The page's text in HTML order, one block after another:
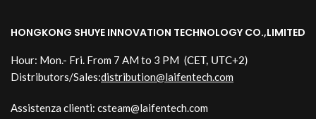
HONGKONG SHUYE INNOVATION TECHNOLOGY CO.,LIMITED
Hour: Mon.- Fri. From 7 AM to 3 PM (CET, UTC+2)
Distributors/Sales:distribution@laifentech.com
Assistenza clienti: csteam@laifentech.com